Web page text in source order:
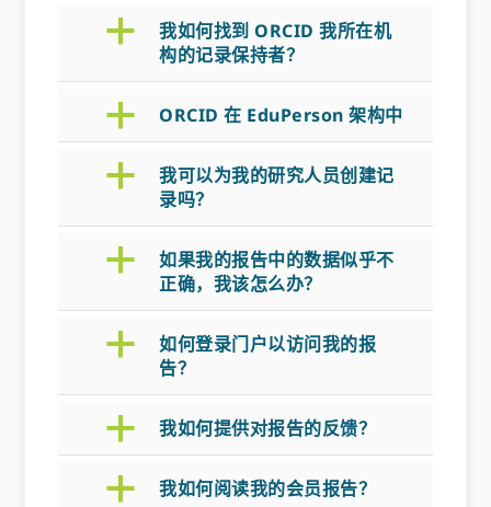
a
我如何找到 ORCID 我所在机
构的记录保持者？
a ORCID 在 EduPerson 架构中
a
我可以为我的研究人员创建记
录吗？
a
如果我的报告中的数据似乎不
正确，我该怎么办？
a
如何登录门户以访问我的报
告？
a 我如何提供对报告的反馈？
a 我如何阅读我的会员报告？